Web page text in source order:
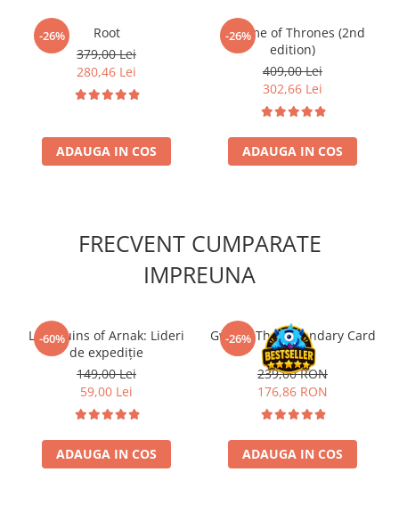
Stranger Things
Collectibles
KPop Demon Hunters
Book Nooks
Trading Card Games
Yu Gi Oh
Pokemon TCG
Accesorii TCG
Digimon Card Game
Cardfight!! Vanguard
Weis Schwarz
-26%
Root
379,00 Lei
280,46 Lei
ADAUGA IN COS
-26%
A Game of Thrones (2nd
edition)
409,00 Lei
302,66 Lei
ADAUGA IN COS
FRECVENT CUMPARATE
IMPREUNA
-60%
Lost Ruins of Arnak: Lideri
de expediție
149,00 Lei
59,00 Lei
ADAUGA IN COS
-26%
Gwent: The Legendary Card
Game!
239,00 RON
176,86 RON
ADAUGA IN COS